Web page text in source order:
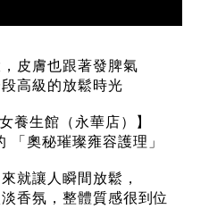
皮膚也跟著發脾氣
高級的放鬆時光
養生館（永華店）】
「奧秘璀璨雍容護理」
就讓人瞬間放鬆，
香氛，整體質感很到位